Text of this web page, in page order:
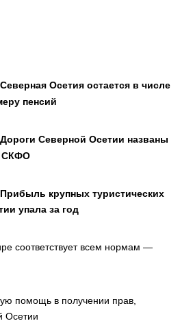
Северная Осетия остается в числе
пенсий
Дороги Северной Осетии названы
СКФО
Прибыль крупных туристических
упала за год
соответствует всем нормам —
помощь в получении прав,
Осетии